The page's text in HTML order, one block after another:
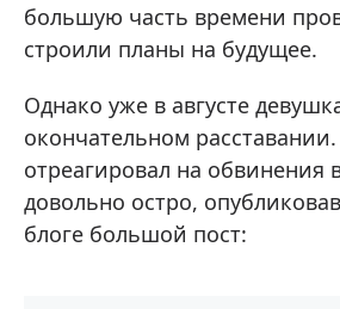
большую часть времени
строили планы на будущее.
Однако уже в августе
окончательном расставании.
отреагировал на обвинения
довольно остро,
блоге большой пост: